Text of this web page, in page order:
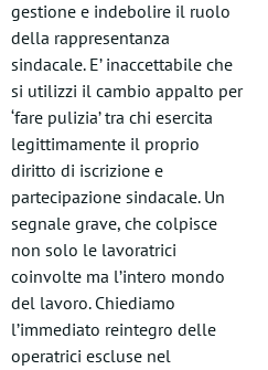
gestione e indebolire il ruolo
della rappresentanza
sindacale. E’ inaccettabile che
si utilizzi il cambio appalto per
‘fare pulizia’ tra chi esercita
legittimamente il proprio
diritto di iscrizione e
partecipazione sindacale. Un
segnale grave, che colpisce
non solo le lavoratrici
coinvolte ma l’intero mondo
del lavoro. Chiediamo
l’immediato reintegro delle
operatrici escluse nel